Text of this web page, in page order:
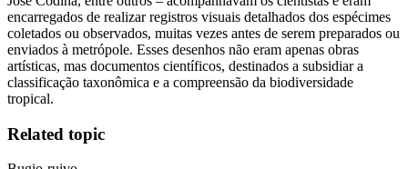
encarregados de realizar registros visuais detalhados dos espécimes
coletados ou observados, muitas vezes antes de serem preparados ou
enviados à metrópole. Esses desenhos não eram apenas obras
artísticas, mas documentos científicos, destinados a subsidiar a
classificação taxonômica e a compreensão da biodiversidade
tropical.
Related topic